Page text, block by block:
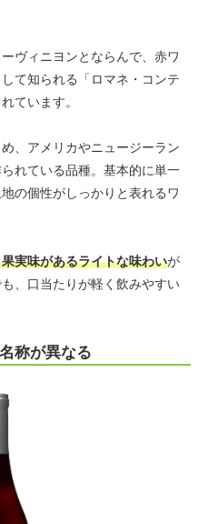
ヴィニヨンとならんで、赤ワ
て知られる「ロマネ・コンテ
ています。
、アメリカやニュージーラン
れている品種。基本的に単一
の個性がしっかりと表れるワ
実味があるライトな味わいが
、口当たりが軽く飲みやすい
称が異なる